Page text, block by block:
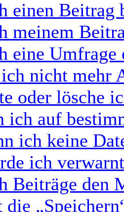
einen Beitrag
meinem
eine Umfrage
nicht mehr
oder lösche
ich auf
ich keine
ich
Beiträge den